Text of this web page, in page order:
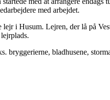
med arbejdet.
lejr i Husum. Lejren, der lå på
bryggerierne, bladhusene,